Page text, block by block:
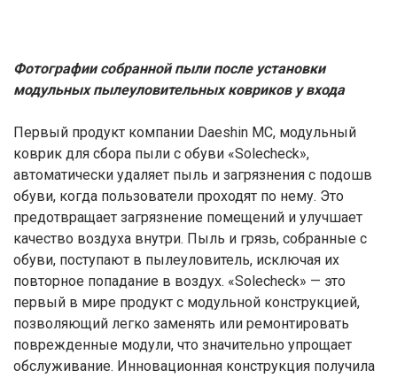
Фотографии собранной пыли после установки
модульных пылеуловительных ковриков у входа
Первый продукт компании Daeshin MC, модульный
коврик для сбора пыли с обуви «Solecheck»,
автоматически удаляет пыль и загрязнения с подошв
обуви, когда пользователи проходят по нему. Это
предотвращает загрязнение помещений и улучшает
качество воздуха внутри. Пыль и грязь, собранные с
обуви, поступают в пылеуловитель, исключая их
повторное попадание в воздух. «Solecheck» — это
первый в мире продукт с модульной конструкцией,
позволяющий легко заменять или ремонтировать
поврежденные модули, что значительно упрощает
обслуживание. Инновационная конструкция получила